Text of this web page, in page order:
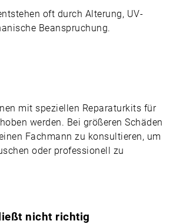
oft durch Alterung, UV-
Beanspruchung.
mit speziellen Reparaturkits für
werden. Bei größeren Schäden
Fachmann zu konsultieren, um
oder professionell zu
nicht richtig